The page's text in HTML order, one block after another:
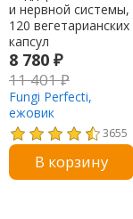
8 780 ₽
11 401₽
Fungi Perfecti,
ежовик
гребенчатый,
поддержка памяти
и нервной системы,
120 вегетарианских
3655
В корзину